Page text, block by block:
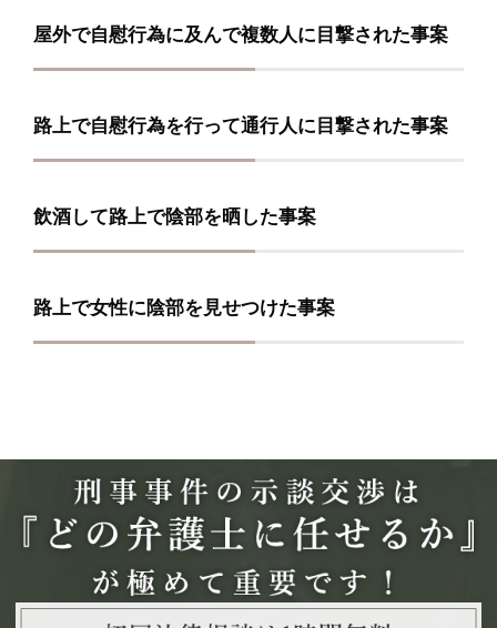
屋外で自慰行為に及んで複数人に目撃された事案
路上で自慰行為を行って通行人に目撃された事案
飲酒して路上で陰部を晒した事案
路上で女性に陰部を見せつけた事案